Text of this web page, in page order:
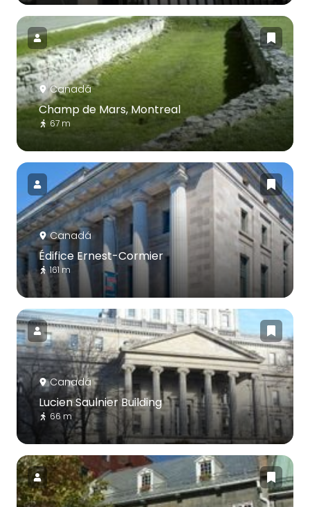
Canadá
Champ de Mars, Montreal
67 m
Canadá
Édifice Ernest-Cormier
161 m
Canadá
Lucien Saulnier Building
66 m